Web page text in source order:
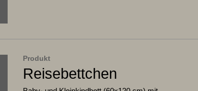
Produkt
Reisebettchen